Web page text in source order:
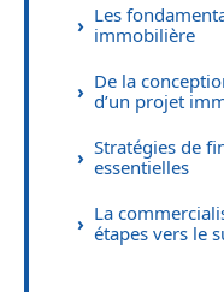
Les
immobilière
De la
d’un projet
Stratégies de
essentielles
La
étapes vers le